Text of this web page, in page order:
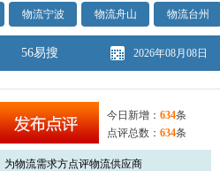
物流宁波 物流舟山 物流台州
56易搜 2026年08月08日
今日新增： 634条
点评总数： 634条
为物流需求方点评物流供应商